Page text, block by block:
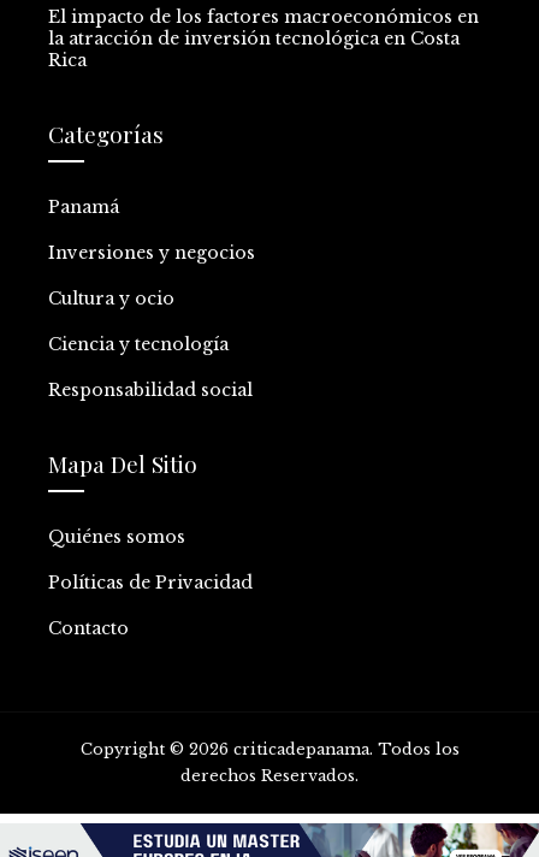
El impacto de los factores macroeconómicos en
la atracción de inversión tecnológica en Costa
Rica
Categorías
Panamá
Inversiones y negocios
Cultura y ocio
Ciencia y tecnología
Responsabilidad social
Mapa Del Sitio
Quiénes somos
Políticas de Privacidad
Contacto
Copyright © 2026 criticadepanama. Todos los
derechos Reservados.